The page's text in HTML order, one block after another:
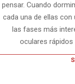
pensar. Cuando
cada una de ellas con
las fases más
oculares rápidos